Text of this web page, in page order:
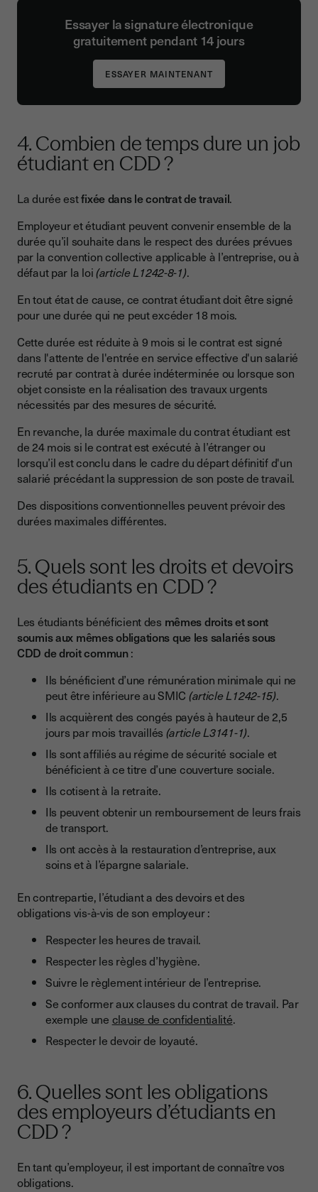
Essayer la signature électronique
gratuitement pendant 14 jours
4. Combien de temps dure un job
étudiant en CDD ?
La durée estfixée dans le contrat de travail.
Employeur et étudiant peuvent convenir ensemble de la
durée qu’il souhaite dans le respect des durées prévues
par la convention collective applicable à l’entreprise, ou à
défaut par la loi(article L1242-8-1).
En tout état de cause, ce contrat étudiant doit être signé
pour une durée qui ne peut excéder 18 mois.
Cette durée est réduite à 9 mois si le contrat est signé
dans l'attente de l'entrée en service effective d'un salarié
recruté par contrat à durée indéterminée ou lorsque son
objet consiste en la réalisation des travaux urgents
nécessités par des mesures de sécurité.
En revanche, la durée maximale du contrat étudiant est
de 24 mois si le contrat est exécuté à l’étranger ou
lorsqu’il est conclu dans le cadre du départ définitif d'un
salarié précédant la suppression de son poste de travail.
Des dispositions conventionnelles peuvent prévoir des
durées maximales différentes.
5. Quels sont les droits et devoirs
des étudiants en CDD ?
Les étudiants bénéficient des mêmes droits et sont
soumis aux mêmes obligations que les salariés sous
CDD de droit commun:
Ils bénéficient d’une rémunération minimale qui ne
peut être inférieure au SMIC (article L1242-15).
Ils acquièrent des congés payés à hauteur de 2,5
jours par mois travaillés (article L3141-1).
Ils sont affiliés au régime de sécurité sociale et
bénéficient à ce titre d’une couverture sociale.
Ils cotisent à la retraite.
Ils peuvent obtenir un remboursement de leurs frais
de transport.
Ils ont accès à la restauration d’entreprise, aux
soins et à l’épargne salariale.
En contrepartie, l’étudiant a des devoirs et des
obligations vis-à-vis de son employeur :
Respecter les heures de travail.
Respecter les règles d’hygiène.
Suivre le règlement intérieur de l’entreprise.
Se conformer aux clauses du contrat de travail. Par
exemple une clause de confidentialité.
Respecter le devoir de loyauté.
6. Quelles sont les obligations
des employeurs d’étudiants en
CDD ?
En tant qu’employeur, il est important de connaître vos
obligations.